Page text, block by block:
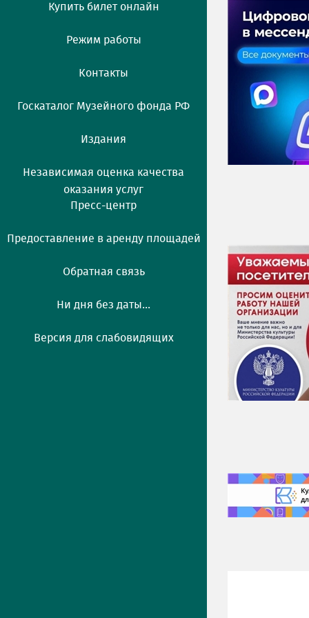
Купить билет онлайн
Режим работы
Контакты
Госкаталог Музейного фонда РФ
Издания
Независимая оценка качества
оказания услуг
Пресс-центр
Предоставление в аренду площадей
Обратная связь
Ни дня без даты...
Версия для слабовидящих